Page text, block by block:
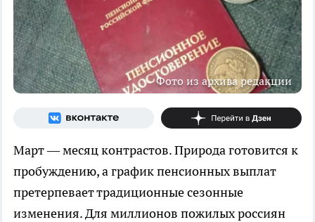
Фото из архива редакции
Март — месяц контрастов. Природа готовится к
пробуждению, а график пенсионных выплат
претерпевает традиционные сезонные
изменения. Для миллионов пожилых россиян